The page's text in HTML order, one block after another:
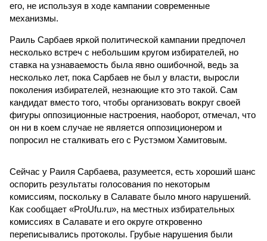
его, не используя в ходе кампании современные
механизмы.
Раиль Сарбаев яркой политической кампании предпочел
несколько встреч с небольшим кругом избирателей, но
ставка на узнаваемость была явно ошибочной, ведь за
несколько лет, пока Сарбаев не был у власти, выросли
поколения избирателей, незнающие кто это такой. Сам
кандидат вместо того, чтобы организовать вокруг своей
фигуры оппозиционные настроения, наоборот, отмечал, что
он ни в коем случае не является оппозиционером и
попросил не сталкивать его с Рустэмом Хамитовым.
Сейчас у Раиля Сарбаева, разумеется, есть хороший шанс
оспорить результаты голосования по некоторым
комиссиям, поскольку в Салавате было много нарушений.
Как сообщает «ProUfu.ru», на местных избирательных
комиссиях в Салавате и его округе откровенно
переписывались протоколы. Грубые нарушения были